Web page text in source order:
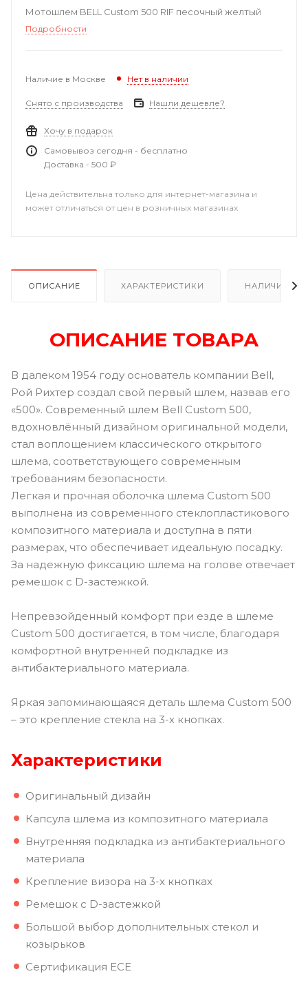
Мотошлем BELL Custom 500 RIF песочный желтый
Подробности
Наличие в Москве Нет в наличии
Снято с производства Нашли дешевле?
Хочу в подарок
Самовывоз сегодня - бесплатно
Доставка - 500 ₽
Цена действительна только для интернет-магазина и
может отличаться от цен в розничных магазинах
ОПИСАНИЕ ХАРАКТЕРИСТИКИ НАЛИЧИЕ
ОПИСАНИЕ ТОВАРА
В далеком 1954 году основатель компании Bell,
Рой Рихтер создал свой первый шлем, назвав его
«500». Современный шлем Bell Custom 500,
вдохновлённый дизайном оригинальной модели,
стал воплощением классического открытого
шлема, соответствующего современным
требованиям безопасности.
Легкая и прочная оболочка шлема Custom 500
выполнена из современного стеклопластикового
композитного материала и доступна в пяти
размерах, что обеспечивает идеальную посадку.
За надежную фиксацию шлема на голове отвечает
ремешок с D-застежкой.
Непревзойденный комфорт при езде в шлеме
Custom 500 достигается, в том числе, благодаря
комфортной внутренней подкладке из
антибактериального материала.
Яркая запоминающаяся деталь шлема Custom 500
– это крепление стекла на 3-х кнопках.
Характеристики
Оригинальный дизайн
Капсула шлема из композитного материала
Внутренняя подкладка из антибактериального
материала
Крепление визора на 3-х кнопках
Ремешок с D-застежкой
Большой выбор дополнительных стекол и
козырьков
Сертификация ECE